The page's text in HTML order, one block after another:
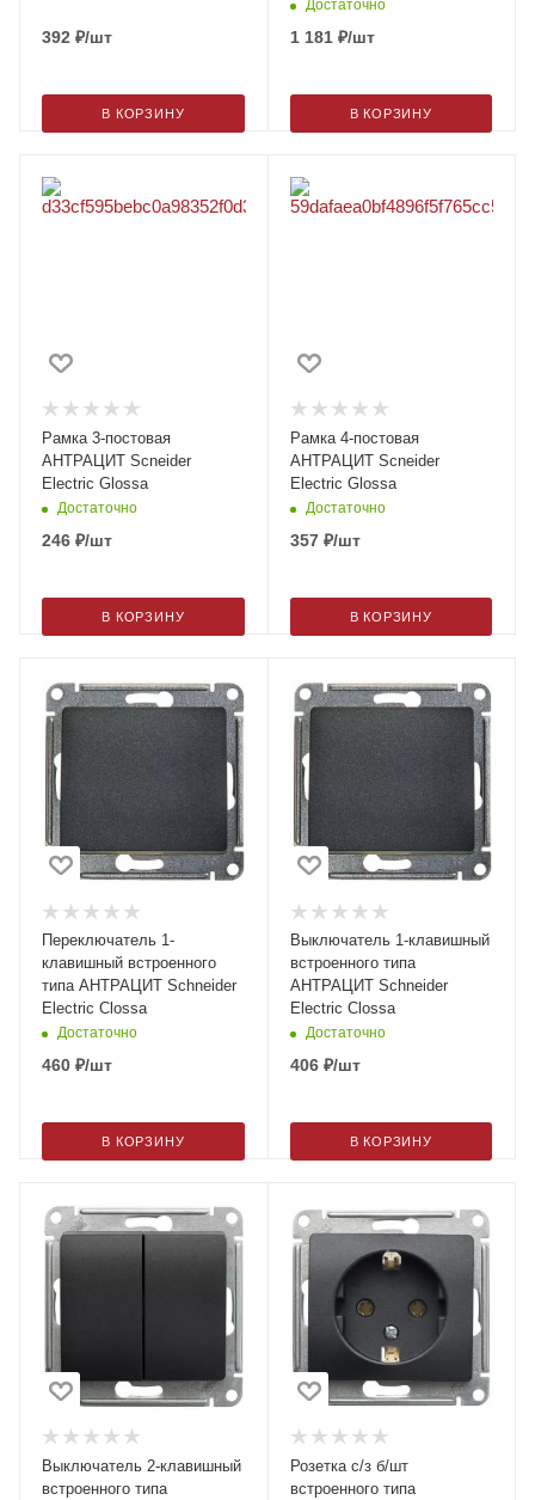
392 ₽/шт
В КОРЗИНУ
Достаточно
1 181₽/шт
В КОРЗИНУ
Рамка 3-постовая
АНТРАЦИТ Scneider
Electric Glossa
Достаточно
246 ₽/шт
В КОРЗИНУ
Рамка 4-постовая
АНТРАЦИТ Scneider
Electric Glossa
Достаточно
357₽/шт
В КОРЗИНУ
Переключатель 1-
клавишный встроенного
типа АНТРАЦИТ Schneider
Electric Clossa
Достаточно
460 ₽/шт
В КОРЗИНУ
Выключатель 1-клавишный
встроенного типа
АНТРАЦИТ Schneider
Electric Clossa
Достаточно
406₽/шт
В КОРЗИНУ
Выключатель 2-клавишный
встроенного типа
Розетка с/з б/шт
встроенного типа